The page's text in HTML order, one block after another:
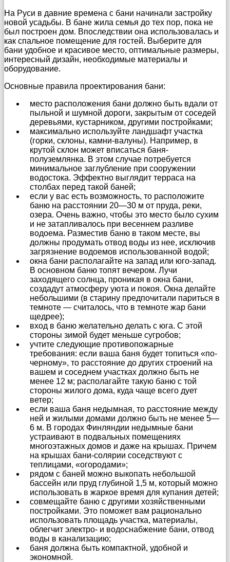
На Руси в давние времена с бани начинали застройку
новой усадьбы. В бане жила семья до тех пор, пока не
был построен дом. Впоследствии она использовалась и
как спальное помещение для гостей. Выберите для
бани удобное и красивое место, оптимальные размеры,
интересный дизайн, необходимые материалы и
оборудование.
Основные правила проектирования бани:
место расположения бани должно быть вдали от
пыльной и шумной дороги, закрытым от соседей
деревьями, кустарником, другими постройками;
максимально используйте ландшафт участка
(горки, склоны, камни-валуны). Например, в
крутой склон может вписаться баня-
полуземлянка. В этом случае потребуется
минимальное заглубление при сооружении
водостока. Эффектно выглядит терраса на
столбах перед такой баней;
если у вас есть возможность, то расположите
баню на расстоянии 20—30 м от пруда, реки,
озера. Очень важно, чтобы это место было сухим
и не затапливалось при весеннем разливе
водоема. Разместив баню в таком месте, вы
должны продумать отвод воды из нее, исключив
загрязнение водоемов использованной водой;
окна бани располагайте на запад или юго-запад.
В основном баню топят вечером. Лучи
заходящего солнца, проникая в окна бани,
создадут атмосферу уюта и покоя. Окна делайте
небольшими (в старину предпочитали париться в
темноте — считалось, что в темноте жар бани
щедрее);
вход в баню желательно делать с юга. С этой
стороны зимой будет меньше сугробов;
учтите следующие противопожарные
требования: если ваша баня будет топиться «по-
черному», то расстояние до других строений на
вашем и соседнем участках должно быть не
менее 12 м; располагайте такую баню с той
стороны жилого дома, куда чаще всего дует
ветер;
если ваша баня недымная, то расстояние между
ней и жилыми домами должно быть не менее 5—
6 м. В городах Финляндии недымные бани
устраивают в подвальных помещениях
многоэтажных домов и даже на крышах. Причем
на крышах бани-солярии соседствуют с
теплицами, «огородами»;
рядом с баней можно выкопать небольшой
бассейн или пруд глубиной 1,5 м, который можно
использовать в жаркое время для купания детей;
совмещайте баню с другими хозяйственными
постройками. Это поможет вам рационально
использовать площадь участка, материалы,
облегчит электро- и водоснабжение бани, отвод
воды в канализацию;
баня должна быть компактной, удобной и
экономной.